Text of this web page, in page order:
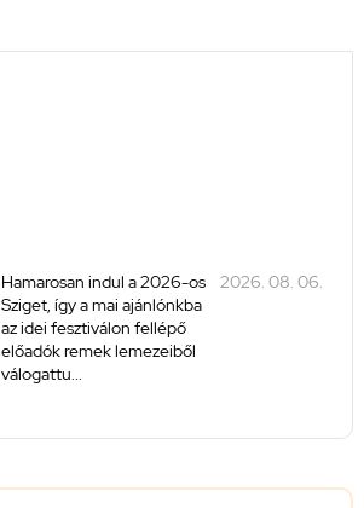
Hamarosan indul a 2026-os
Sziget, így a mai ajánlónkba
az idei fesztiválon fellépő
előadók remek lemezeiből
válogattu...
2026. 08. 06.